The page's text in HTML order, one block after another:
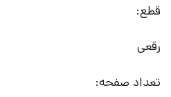
قطع:
رقعی
تعداد صفحه: